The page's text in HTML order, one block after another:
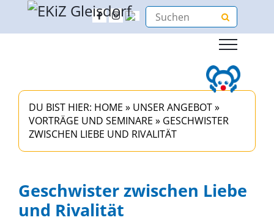
DU BIST HIER: HOME » UNSER ANGEBOT»
VORTRÄGE UND SEMINARE » GESCHWISTER
ZWISCHEN LIEBE UND RIVALITÄT
Geschwister zwischen Liebe
und Rivalität